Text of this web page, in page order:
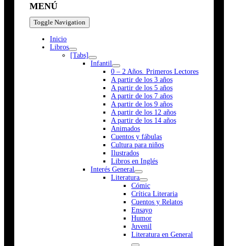
MENÚ
Toggle Navigation
Inicio
Libros
[Tabs]
Infantil
0 – 2 Años. Primeros Lectores
A partir de los 3 años
A partir de los 5 años
A partir de los 7 años
A partir de los 9 años
A partir de los 12 años
A partir de los 14 años
Animados
Cuentos y fábulas
Cultura para niños
Ilustrados
Libros en Inglés
Interés General
Literatura
Cómic
Crítica Literaria
Cuentos y Relatos
Ensayo
Humor
Juvenil
Literatura en General